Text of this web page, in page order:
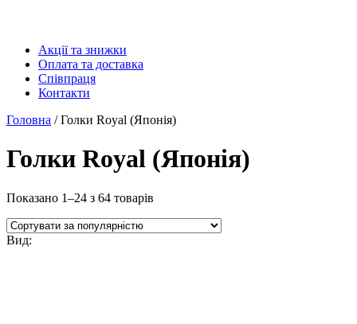
Акції та знижки
Оплата та доставка
Співпраця
Контакти
Головна / Голки Royal (Японія)
Голки Royal (Японія)
Показано 1–24 з 64 товарів
Вид: